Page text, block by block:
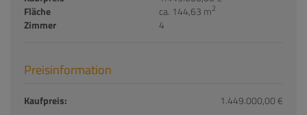
Fläche
ca. 144,63 m2
Zimmer 4
Preisinformation
Kaufpreis: 1.449.000,00 €